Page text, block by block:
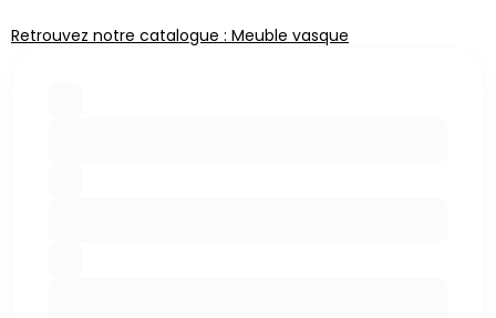
Retrouvez notre catalogue : Meuble vasque